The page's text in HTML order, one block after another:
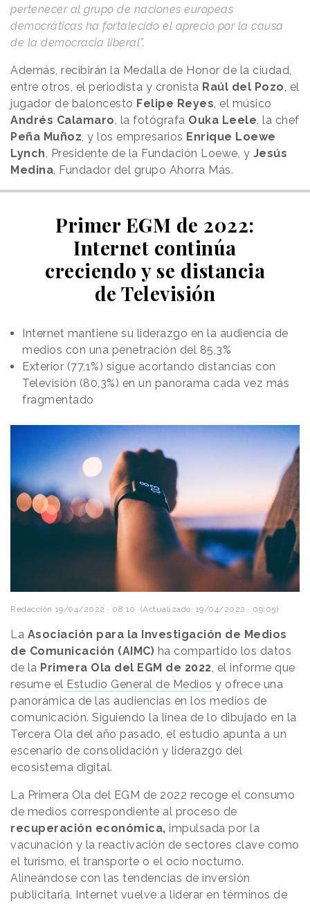
pertenecer al grupo de naciones europeas
democráticas ha fortalecido el aprecio por la causa
de la democracia liberal”.
Además, recibirán la Medalla de Honor de la ciudad,
entre otros, el periodista y cronista Raúl del Pozo, el
jugador de baloncesto Felipe Reyes, el músico
Andrés Calamaro, la fotógrafa Ouka Leele, la chef
Peña Muñoz, y los empresarios Enrique Loewe
Lynch, Presidente de la Fundación Loewe, y Jesús
Medina, Fundador del grupo Ahorra Más.
Primer EGM de 2022:
Internet continúa
creciendo y se distancia
de Televisión
Internet mantiene su liderazgo en la audiencia de
medios con una penetración del 85,3%
Exterior (77,1%) sigue acortando distancias con
Televisión (80,3%) en un panorama cada vez más
fragmentado
Redacción 19/04/2022 · 08:10 (Actualizado: 19/04/2022 · 09:05)
La Asociación para la Investigación de Medios
de Comunicación (AIMC) ha compartido los datos
de la Primera Ola del EGM de 2022, el informe que
resume el Estudio General de Medios y ofrece una
panorámica de las audiencias en los medios de
comunicación. Siguiendo la línea de lo dibujado en la
Tercera Ola del año pasado, el estudio apunta a un
escenario de consolidación y liderazgo del
ecosistema digital.
La Primera Ola del EGM de 2022 recoge el consumo
de medios correspondiente al proceso de
recuperación económica, impulsada por la
vacunación y la reactivación de sectores clave como
el turismo, el transporte o el ocio nocturno.
Alineándose con las tendencias de inversión
publicitaria, Internet vuelve a liderar en términos de